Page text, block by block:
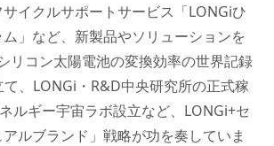
イクルサポートサービス「LONGiひ
」など、新製品やソリューションを
リコン太陽電池の変換効率の世界記録
、LONGi・R&D中央研究所の正式稼
ルギー宇宙ラボ設立など、LONGi+セ
ルブランド」戦略が功を奏していま